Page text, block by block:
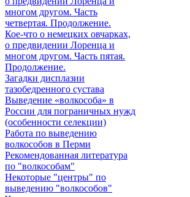
многом другом. Часть
четвертая. Продолжение.
Кое-что о немецких овчарках,
о предвидении Лоренца и
многом другом. Часть пятая.
Продолжение.
Загадки дисплазии
тазобедренного сустава
Выведение «волкособа» в
России для пограничных нужд
(особенности селекции)
Работа по выведению
волкособов в Перми
Рекомендованная литература
по "волкособам"
Некоторые "центры" по
выведению "волкособов"